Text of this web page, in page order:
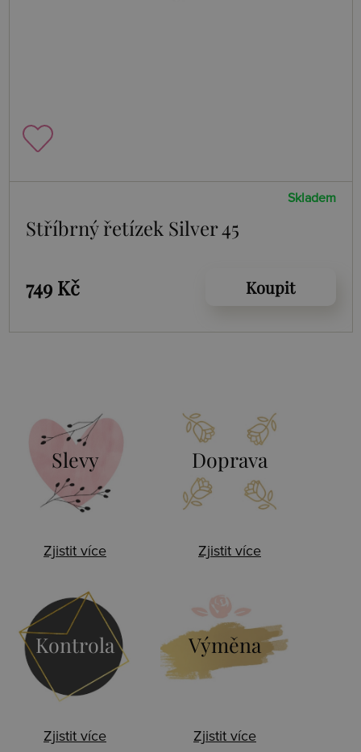
Skladem
Stříbrný řetízek Silver 45
749 Kč Koupit
Slevy
Zjistit více
Doprava
Zjistit více
Kontrola
Zjistit více
Výměna
Zjistit více